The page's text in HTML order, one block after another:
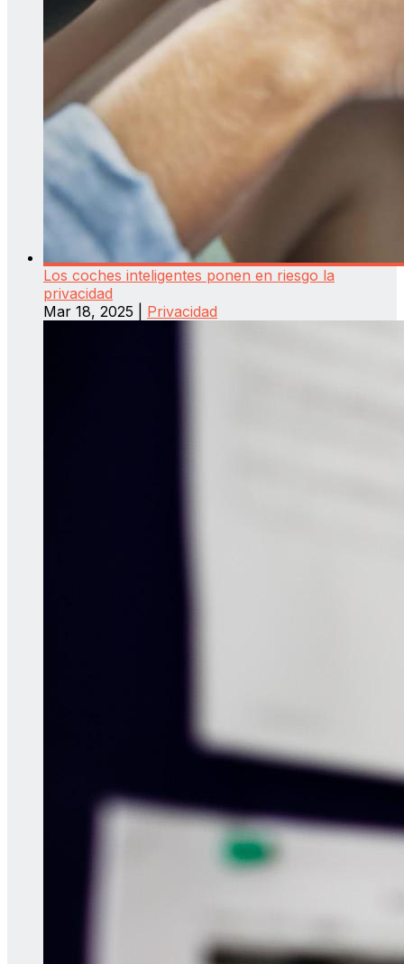
Los coches inteligentes ponen en riesgo la
privacidad
Mar 18, 2025
Privacidad